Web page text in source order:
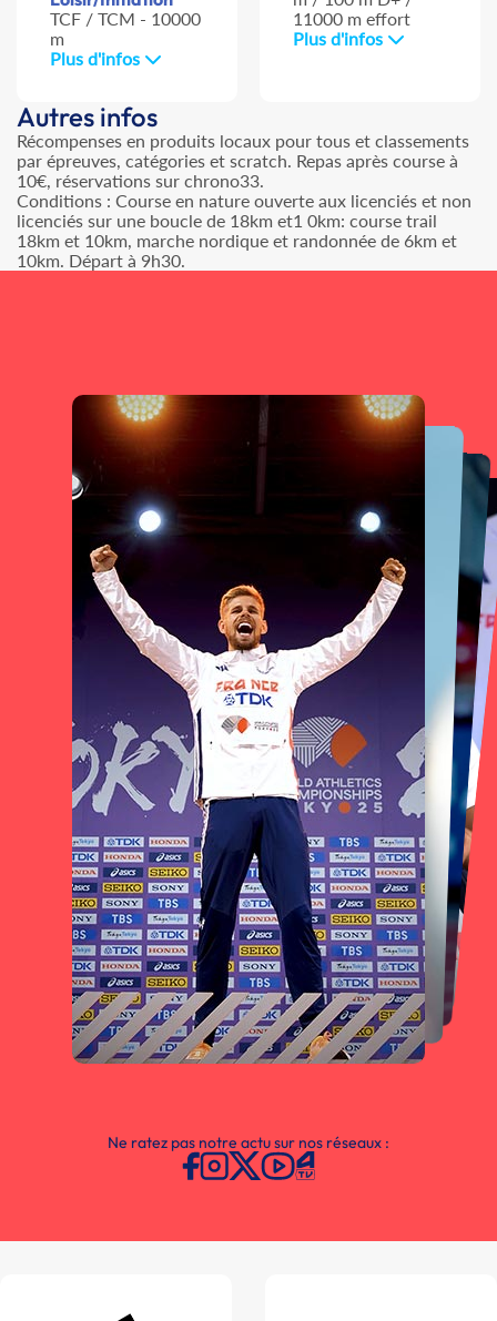
TCF / TCM - 10000
m
Plus d'infos
11000 m effort
Plus d'infos
Autres infos
Récompenses en produits locaux pour tous et classements
par épreuves, catégories et scratch. Repas après course à
10€, réservations sur chrono33.
Conditions : Course en nature ouverte aux licenciés et non
licenciés sur une boucle de 18km et1 0km: course trail
18km et 10km, marche nordique et randonnée de 6km et
10km. Départ à 9h30.
Ne ratez pas notre actu sur nos réseaux :